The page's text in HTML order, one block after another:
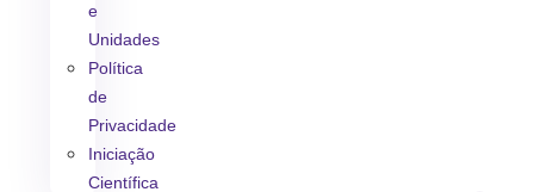
e
Unidades
Política
de
Privacidade
Iniciação
Científica